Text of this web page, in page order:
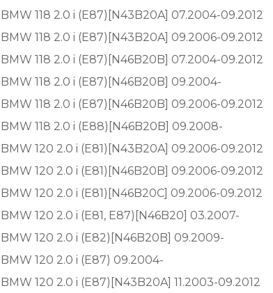
BMW 118 2.0 i (E87)[N43B20A] 07.2004-09.2012
BMW 118 2.0 i (E87)[N43B20A] 09.2006-09.2012
BMW 118 2.0 i (E87)[N46B20B] 07.2004-09.2012
BMW 118 2.0 i (E87)[N46B20B] 09.2004-
BMW 118 2.0 i (E87)[N46B20B] 09.2006-09.2012
BMW 118 2.0 i (E88)[N46B20B] 09.2008-
BMW 120 2.0 i (E81)[N43B20A] 09.2006-09.2012
BMW 120 2.0 i (E81)[N46B20B] 09.2006-09.2012
BMW 120 2.0 i (E81)[N46B20C] 09.2006-09.2012
BMW 120 2.0 i (E81, E87)[N46B20] 03.2007-
BMW 120 2.0 i (E82)[N46B20B] 09.2009-
BMW 120 2.0 i (E87) 09.2004-
BMW 120 2.0 i (E87)[N43B20A] 11.2003-09.2012